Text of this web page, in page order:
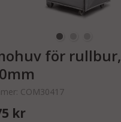
för rullbur,
COM30417
kr